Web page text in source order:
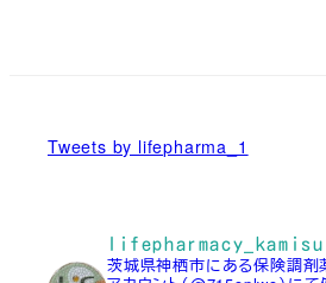
Tweets by lifepharma_1
lifepharmacy_kamisu
茨城県神栖市にある保険調剤